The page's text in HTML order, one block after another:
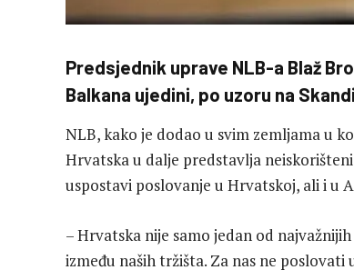
Predsjednik uprave NLB-a Blaž
Balkana ujedini, po uzoru na
NLB, kako je dodao u svim zemljama u
Hrvatska u dalje predstavlja
uspostavi poslovanje u Hrvatskoj, ali i u
– Hrvatska nije samo jedan od
između naših tržišta. Za nas ne